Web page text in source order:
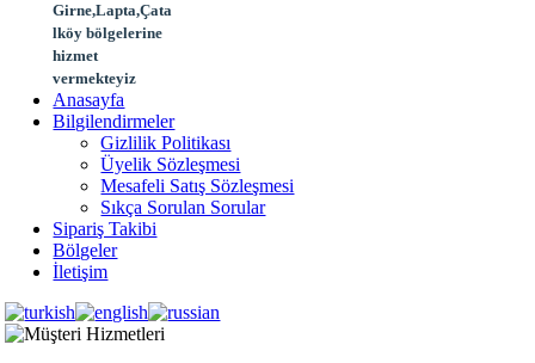
Girne,Lapta,Çata
lköy bölgelerine
hizmet
vermekteyiz
Anasayfa
Bilgilendirmeler
Gizlilik Politikası
Üyelik Sözleşmesi
Mesafeli Satış Sözleşmesi
Sıkça Sorulan Sorular
Sipariş Takibi
Bölgeler
İletişim